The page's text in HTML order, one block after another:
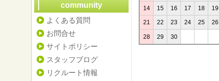
14 15 16 17 18 19
21 22 23 24 25 26
28 29 30
community
よくある質問
お問合せ
サイトポリシー
スタッフブログ
リクルート情報